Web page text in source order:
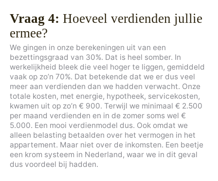
Vraag 4: Hoeveel verdienden jullie
ermee?
We gingen in onze berekeningen uit van een
bezettingsgraad van 30%. Dat is heel somber. In
werkelijkheid bleek die veel hoger te liggen, gemiddeld
vaak op zo’n 70%. Dat betekende dat we er dus veel
meer aan verdienden dan we hadden verwacht. Onze
totale kosten, met energie, hypotheek, servicekosten,
kwamen uit op zo’n € 900. Terwijl we minimaal € 2.500
per maand verdienden en in de zomer soms wel €
5.000. Een mooi verdienmodel dus. Ook omdat we
alleen belasting betaalden over het vermogen in het
appartement. Maar niet over de inkomsten. Een beetje
een krom systeem in Nederland, waar we in dit geval
dus voordeel bij hadden.